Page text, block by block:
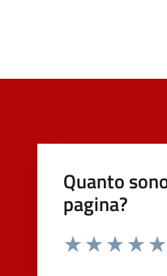
Quanto
pagina?
Valuta da 1 a 5 stelle